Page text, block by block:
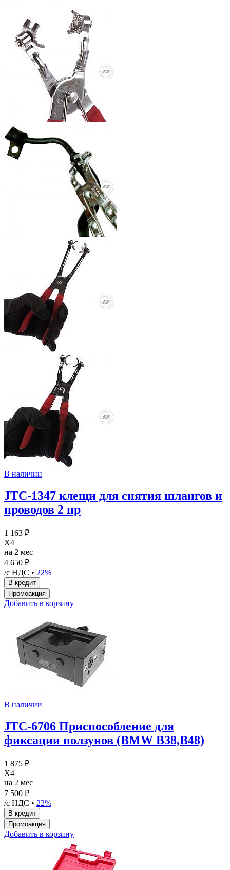
В наличии
JTC-1347 клещи для снятия шлангов и
проводов 2 пр
1 163 ₽
X4
на 2 мес
4 650 ₽
/с НДС • 22%
Добавить в корзину
В наличии
JTC-6706 Приспособление для
фиксации ползунов (BMW B38,B48)
1 875 ₽
X4
на 2 мес
7 500 ₽
/с НДС • 22%
Добавить в корзину